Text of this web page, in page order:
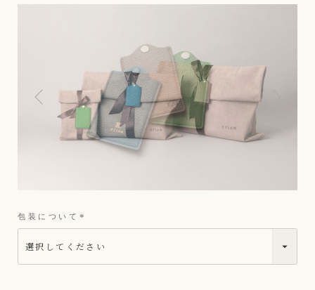
包装について
(
須